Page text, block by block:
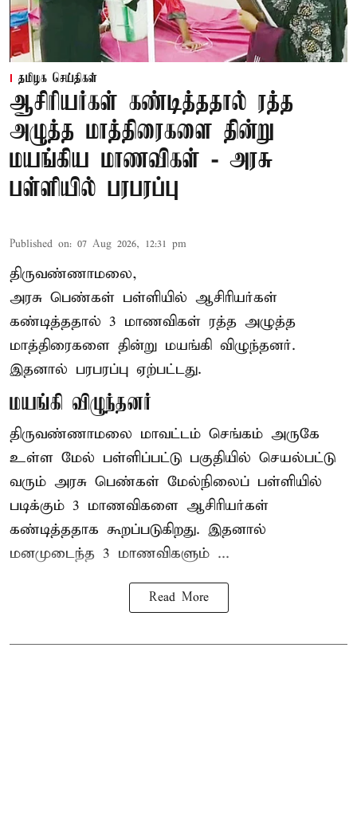
தமிழக செய்திகள்
ஆசிரியர்கள் கண்டித்ததால் ரத்த
அழுத்த மாத்திரைகளை தின்று
மயங்கிய மாணவிகள் - அரசு
பள்ளியில் பரபரப்பு
Published on: 07 Aug 2026, 12:31 pm
திருவண்ணாமலை,
அரசு பெண்கள் பள்ளியில் ஆசிரியர்கள்
கண்டித்ததால் 3 மாணவிகள் ரத்த அழுத்த
மாத்திரைகளை தின்று மயங்கி விழுந்தனர்.
இதனால் பரபரப்பு ஏற்பட்டது.
மயங்கி விழுந்தனர்
திருவண்ணாமலை மாவட்டம் செங்கம் அருகே
உள்ள மேல் பள்ளிப்பட்டு பகுதியில் செயல்பட்டு
வரும் அரசு பெண்கள் மேல்நிலைப் பள்ளியில்
படிக்கும் 3 மாணவிகளை ஆசிரியர்கள்
கண்டித்ததாக கூறப்படுகிறது. இதனால்
மனமுடைந்த 3 மாணவிகளும் ...
Read More